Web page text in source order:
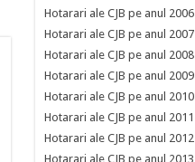
Hotarari ale CJB pe anul 2006
Hotarari ale CJB pe anul 2007
Hotarari ale CJB pe anul 2008
Hotarari ale CJB pe anul 2009
Hotarari ale CJB pe anul 2010
Hotarari ale CJB pe anul 2011
Hotarari ale CJB pe anul 2012
Hotarari ale CJB pe anul 2013